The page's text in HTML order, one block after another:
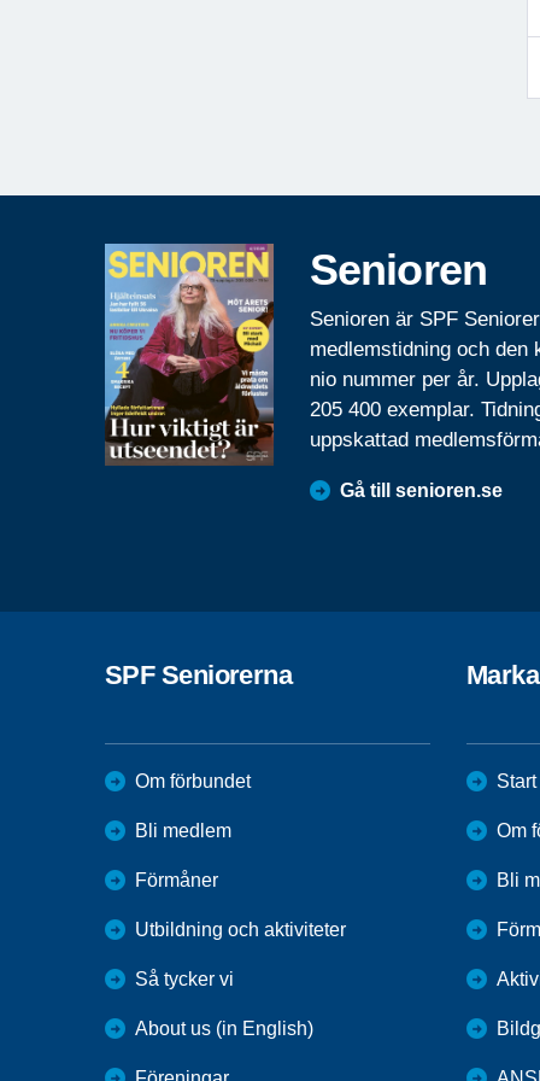
Senioren
Senioren är SPF
medlemstidning och den
nio nummer per år.
205 400 exemplar.
uppskattad
Gå till senioren.se
SPF Seniorerna
Om förbundet
Bli medlem
Förmåner
Utbildning och aktiviteter
Så tycker vi
About us (in English)
Start
Om
Bli